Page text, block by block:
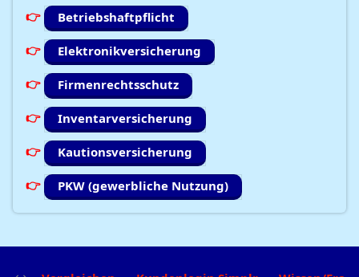
Betriebshaftpflicht
Elektronikversicherung
Firmenrechtsschutz
Inventarversicherung
Kautionsversicherung
PKW (gewerbliche Nutzung)